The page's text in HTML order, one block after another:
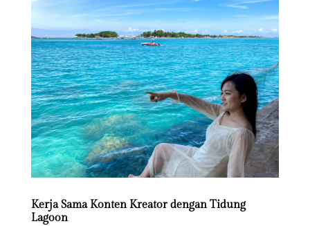
Kerja Sama Konten Kreator dengan Tidung
Lagoon